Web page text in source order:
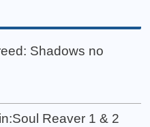
Shadows no
Reaver 1 & 2